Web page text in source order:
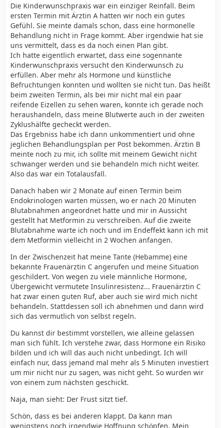
Die Kinderwunschpraxis war ein einziger Reinfall. Beim
ersten Termin mit Ärztin A hatten wir noch ein gutes
Gefühl. Sie meinte damals schon, dass eine hormonelle
Behandlung nicht in Frage kommt. Aber irgendwie hat sie
uns vermittelt, dass es da noch einen Plan gibt.
Ich hatte eigentlich erwartet, dass eine sogennante
Kinderwunschpraxis versucht den Kinderwunsch zu
erfüllen. Aber mehr als Hormone und künstliche
Befruchtungen konnten und wollten sie nicht tun. Das heißt
beim zweiten Termin, als bei mir nicht mal ein paar
reifende Eizellen zu sehen waren, konnte ich gerade noch
heraushandeln, dass meine Blutwerte auch in der zweiten
Zyklushälfte gecheckt werden.
Das Ergebniss habe ich dann unkommentiert und ohne
jeglichen Behandlungsplan per Post bekommen. Ärztin B
meinte noch zu mir, ich sollte mit meinem Gewicht nicht
schwanger werden und sie behandeln mich nicht weiter.
Also das war ein Totalausfall.
Danach haben wir 2 Monate auf einen Termin beim
Endokrinologen warten müssen, wo er nach 20 Minuten
Blutabnahmen angeordnet hatte und mir in Aussicht
gestellt hat Metformin zu verschreiben. Auf die zweite
Blutabnahme warte ich noch und im Endeffekt kann ich mit
dem Metformin vielleicht in 2 Wochen anfangen.
In der Zwischenzeit hat meine Tante (Hebamme) eine
bekannte Frauenärztin C angerufen und meine Situation
geschildert. Von wegen zu viele männliche Hormone,
Übergewicht vermutete Insulinresistenz... Frauenärztin C
hat zwar einen guten Ruf, aber auch sie wird mich nicht
behandeln. Stattdessen soll ich abnehmen und dann wird
sich das vermutlich von selbst regeln.
Du kannst dir bestimmt vorstellen, wie alleine gelassen
man sich fühlt. Ich verstehe zwar, dass Hormone ein Risiko
bilden und ich will das auch nicht unbedingt. Ich will
einfach nur, dass jemand mal mehr als 5 Minuten investiert
um mir nicht nur zu sagen, was nicht geht. So wurden wir
von einem zum nächsten geschickt.
Naja, man sieht: Der Frust sitzt tief.
Schön, dass es bei anderen klappt. Da kann man
wenigstens noch irgendwie Hoffnung schöpfen. Mein